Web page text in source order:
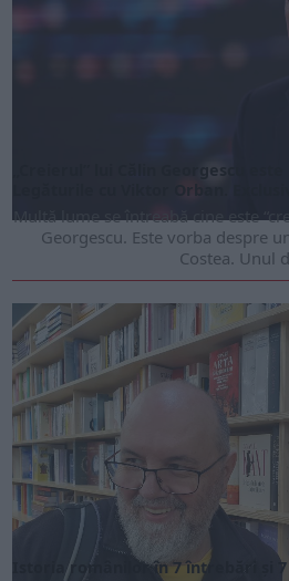
„Creierul” lui Călin Georgescu
Multă lume se întreabă cine este
Georgescu. Este vorba despre
Costea. Unul
Istoria românilor în 7 întrebări și 7